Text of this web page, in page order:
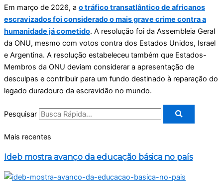
Em março de 2026, a o tráfico transatlântico de africanos
escravizados foi considerado o mais grave crime contra a
humanidade já cometido. A resolução foi da Assembleia Geral
da ONU, mesmo com votos contra dos Estados Unidos, Israel
e Argentina. A resolução estabeleceu também que Estados-
Membros da ONU deviam considerar a apresentação de
desculpas e contribuir para um fundo destinado à reparação do
legado duradouro da escravidão no mundo.
Pesquisar
Mais recentes
Ideb mostra avanço da educação básica no país